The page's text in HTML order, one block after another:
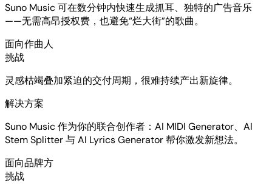
Suno Music 可在数分钟内快速生成抓耳、独特的广告音乐
——无需高昂授权费，也避免“烂大街”的歌曲。
面向作曲人
挑战
灵感枯竭叠加紧迫的交付周期，很难持续产出新旋律。
解决方案
Suno Music 作为你的联合创作者：AI MIDI Generator、AI
Stem Splitter 与 AI Lyrics Generator 帮你激发新想法。
面向品牌方
挑战